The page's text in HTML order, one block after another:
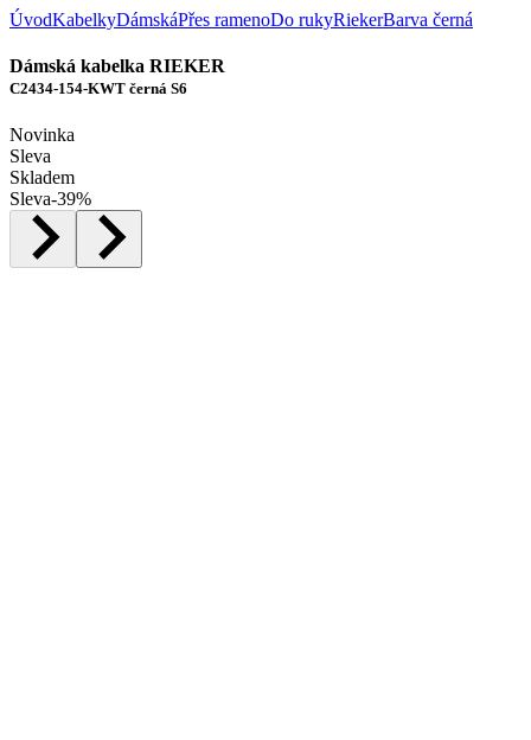
ÚvodKabelkyDámskáPřes ramenoDo rukyRiekerBarva černá
Dámská kabelka RIEKER
C2434-154-KWT černá S6
Novinka
Sleva
Skladem
Sleva-39%